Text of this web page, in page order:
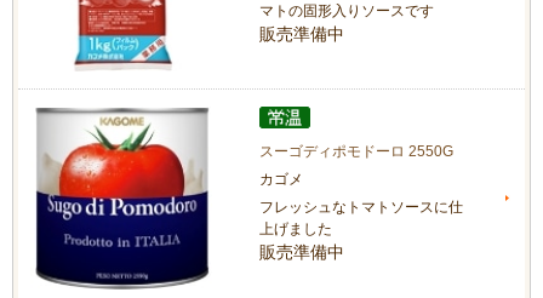
マトの固形入りソースです
販売準備中
スーゴディポモドーロ 2550G
カゴメ
フレッシュなトマトソースに仕
上げました
販売準備中